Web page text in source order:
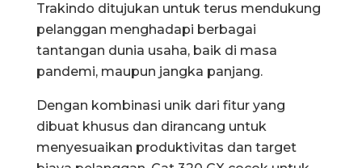
Trakindo ditujukan untuk terus mendukung
pelanggan menghadapi berbagai
tantangan dunia usaha, baik di masa
pandemi, maupun jangka panjang.
Dengan kombinasi unik dari fitur yang
dibuat khusus dan dirancang untuk
menyesuaikan produktivitas dan target